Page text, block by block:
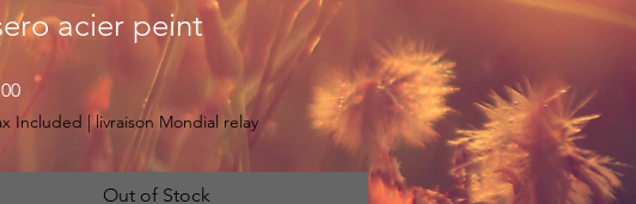
acier peint
Price
Included |livraison Mondial relay
Out of Stock